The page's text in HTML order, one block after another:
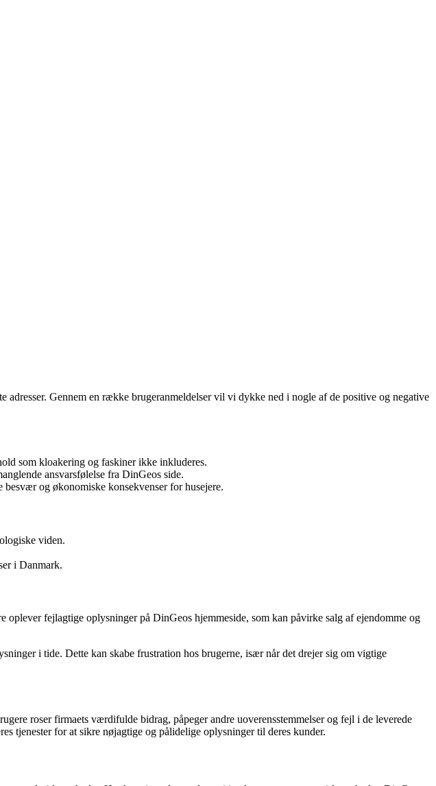
Gennem en række brugeranmeldelser vil vi dykke ned i nogle af de positive og negative
som kloakering og faskiner ikke inkluderes.
ansvarsfølelse fra DinGeos side.
og økonomiske konsekvenser for husejere.
viden.
i Danmark.
fejlagtige oplysninger på DinGeos hjemmeside, som kan påvirke salg af ejendomme og
i tide. Dette kan skabe frustration hos brugerne, især når det drejer sig om vigtige
roser firmaets værdifulde bidrag, påpeger andre uoverensstemmelser og fejl i de leverede
tjenester for at sikre nøjagtige og pålidelige oplysninger til deres kunder.